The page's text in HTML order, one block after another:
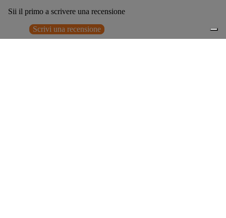
Sii il primo a scrivere una recensione
Scrivi una recensione